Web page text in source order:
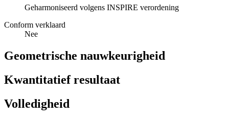
Geharmoniseerd volgens INSPIRE verordening
Conform verklaard
Nee
Geometrische nauwkeurigheid
Kwantitatief resultaat
Volledigheid